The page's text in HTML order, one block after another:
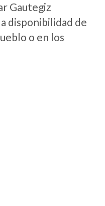
Gautegiz
disponibilidad de
o en los